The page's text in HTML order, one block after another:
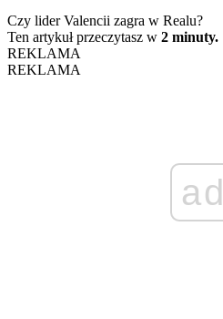
Czy lider Valencii zagra w Realu?
Ten artykuł przeczytasz w 2 minuty.
REKLAMA
REKLAMA
ad